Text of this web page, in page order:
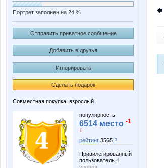
Портрет заполнен на 24 %
Отправить приватное сообщение
Добавить в друзья
Игнорировать
Сделать подарок
Совместная покупка: взрослый
популярность:
6514 место -1
↓
рейтинг 3565 ?
Привилегированный
пользователь 4